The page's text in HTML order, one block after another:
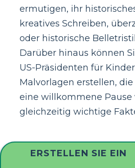
ermutigen, ihr
kreatives Schreiben,
oder historische
Darüber hinaus können
US-Präsidenten für
Malvorlagen erstellen,
eine willkommene Pause
gleichzeitig wichtige
ERSTELLEN SIE EIN